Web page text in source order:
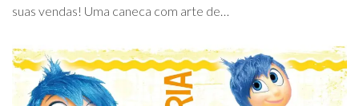
suas vendas! Uma caneca com arte de…